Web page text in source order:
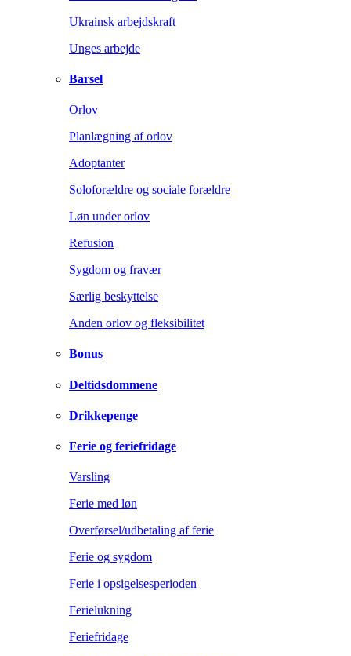
Ukrainsk arbejdskraft
Unges arbejde
Barsel
Orlov
Planlægning af orlov
Adoptanter
Soloforældre og sociale forældre
Løn under orlov
Refusion
Sygdom og fravær
Særlig beskyttelse
Anden orlov og fleksibilitet
Bonus
Deltidsdommene
Drikkepenge
Ferie og feriefridage
Varsling
Ferie med løn
Overførsel/udbetaling af ferie
Ferie og sygdom
Ferie i opsigelsesperioden
Ferielukning
Feriefridage